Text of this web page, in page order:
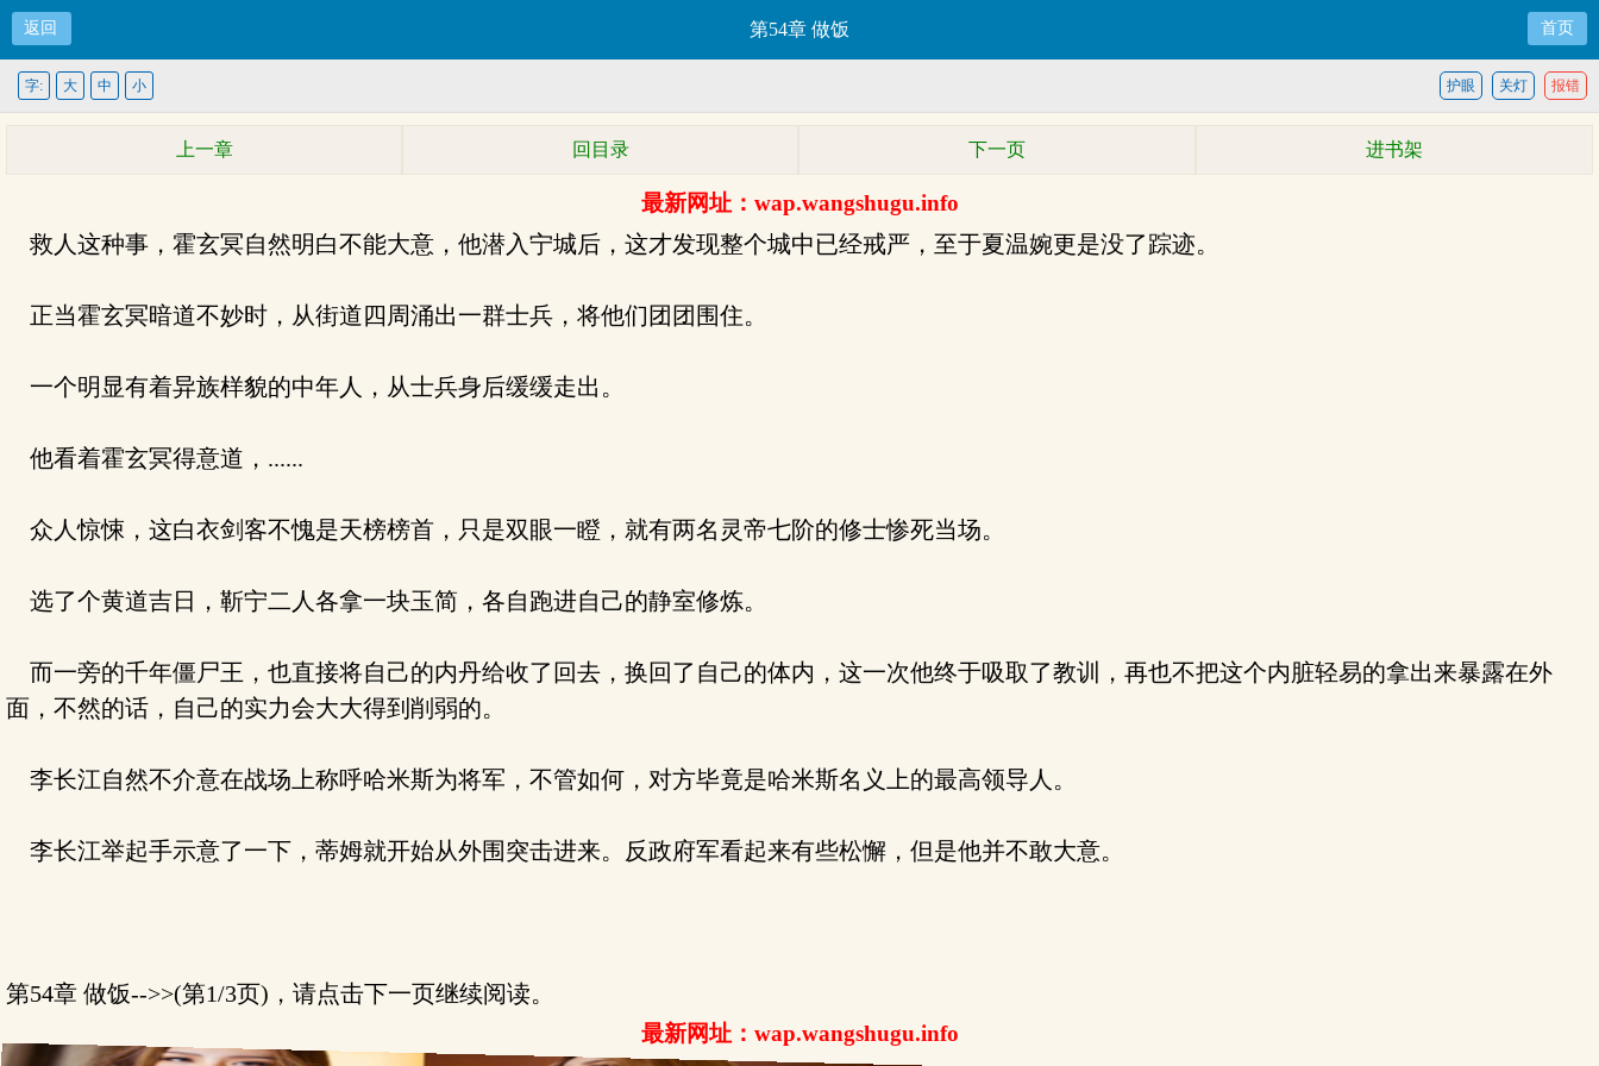
返回 第54章 做饭 首页
报错
关灯
护眼
字: 大 中 小
上一章 回目录 下一页 进书架
最新网址：wap.wangshugu.info
救人这种事，霍玄冥自然明白不能大意，他潜入宁城后，这才发现整个城中已经戒严，至于夏温婉更是没了踪迹。
正当霍玄冥暗道不妙时，从街道四周涌出一群士兵，将他们团团围住。
一个明显有着异族样貌的中年人，从士兵身后缓缓走出。
他看着霍玄冥得意道，......
众人惊悚，这白衣剑客不愧是天榜榜首，只是双眼一瞪，就有两名灵帝七阶的修士惨死当场。
选了个黄道吉日，靳宁二人各拿一块玉简，各自跑进自己的静室修炼。
而一旁的千年僵尸王，也直接将自己的内丹给收了回去，换回了自己的体内，这一次他终于吸取了教训，再也不把这个内脏轻易的拿出来暴露在外
面，不然的话，自己的实力会大大得到削弱的。
李长江自然不介意在战场上称呼哈米斯为将军，不管如何，对方毕竟是哈米斯名义上的最高领导人。
李长江举起手示意了一下，蒂姆就开始从外围突击进来。反政府军看起来有些松懈，但是他并不敢大意。
第54章 做饭-->>(第1/3页)，请点击下一页继续阅读。
最新网址：wap.wangshugu.info